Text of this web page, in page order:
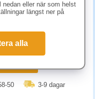
moms)
50 3-9 dagar
nedan eller när som helst
längst ner på
alla